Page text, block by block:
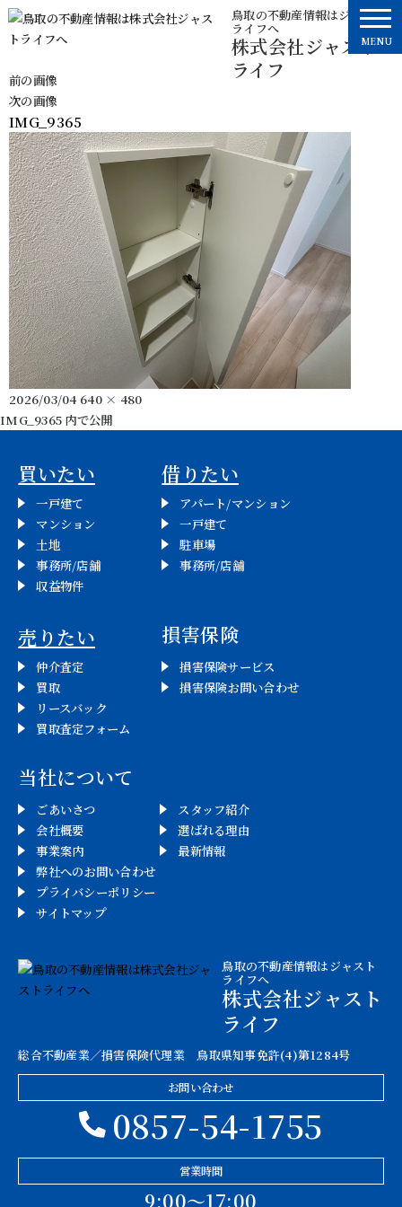
コ
ツ
へ
ス
キ
ッ
プ
鳥取の不動産情報はジャスト
ライフへ
株式会社ジャスト
ライフ
MENU
前の画像
次の画像
IMG_9365
投
稿
2026/03/04 フ
ル
ズ
640 × 480
投
稿
ナ
ビ
ゲ
シ
ョ
ン
IMG_9365 内で公開
買いたい
一戸建て
マンション
土地
事務所/店舗
収益物件
借りたい
アパート/マンション
一戸建て
駐車場
事務所/店舗
売りたい
仲介査定
買取
リースバック
買取査定フォーム
損害保険
損害保険サービス
損害保険お問い合わせ
当社について
ごあいさつ
会社概要
事業案内
スタッフ紹介
選ばれる理由
最新情報
弊社へのお問い合わせ
プライバシーポリシー
サイトマップ
鳥取の不動産情報はジャスト
ライフへ
株式会社ジャスト
ライフ
総合不動産業／損害保険代理業 鳥取県知事免許(4)第1284号
お問い合わせ
0857-54-1755
営業時間
9:00〜17:00